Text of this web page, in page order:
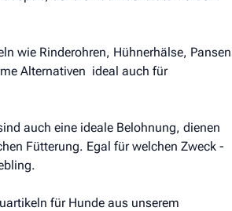
wie Rinderohren, Hühnerhälse, Pansen
Alternativen  ideal auch für
auch eine ideale Belohnung, dienen
Fütterung. Egal für welchen Zweck -
für Hunde aus unserem